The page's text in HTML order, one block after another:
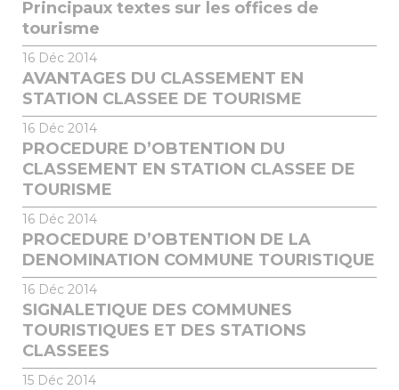
Principaux textes sur les offices de
tourisme
16 Déc 2014
AVANTAGES DU CLASSEMENT EN
STATION CLASSEE DE TOURISME
16 Déc 2014
PROCEDURE D’OBTENTION DU
CLASSEMENT EN STATION CLASSEE DE
TOURISME
16 Déc 2014
PROCEDURE D’OBTENTION DE LA
DENOMINATION COMMUNE TOURISTIQUE
16 Déc 2014
SIGNALETIQUE DES COMMUNES
TOURISTIQUES ET DES STATIONS
CLASSEES
15 Déc 2014